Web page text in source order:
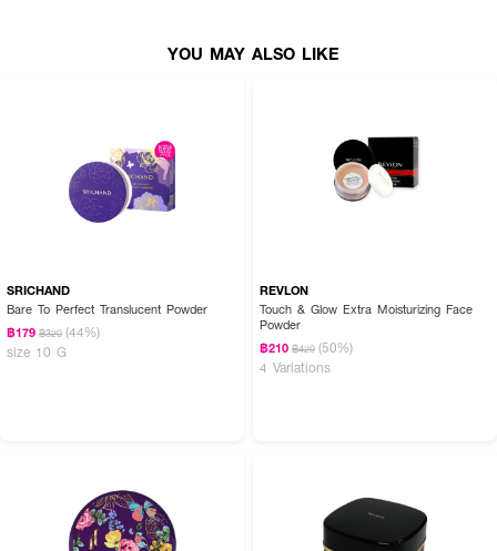
YOU MAY ALSO LIKE
SRICHAND
Bare To Perfect Translucent Powder
฿179 ฿320 (44%)
size 10 G
REVLON
Touch & Glow Extra Moisturizing Face
Powder
฿210 ฿420 (50%)
4 Variations